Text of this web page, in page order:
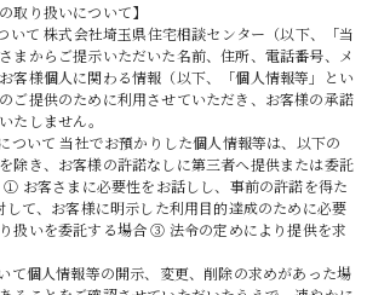
取り扱いについて】
いて 株式会社埼玉県住宅相談センター（以下、「当
まからご提示いただいた名前、住所、電話番号、メ
客様個人に関わる情報（以下、「個人情報等」とい
ご提供のために利用させていただき、お客様の承諾
たしません。
ついて 当社でお預かりした個人情報等は、以下の
除き、お客様の許諾なしに第三者へ提供または委託
お客さまに必要性をお話しし、事前の許諾を得た
て、お客様に明示した利用目的達成のために必要
扱いを委託する場合 ③ 法令の定めにより提供を求
て個人情報等の開示、変更、削除の求めがあった場